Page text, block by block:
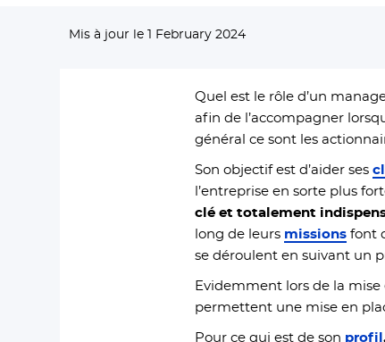
Mis à jour le 1 February 2024
Quel est le rôle d’un
afin de l’accompagner
général ce sont les
Son objectif est d’aider ses
l’entreprise en sorte plus
clé et totalement
long de leurs missions font
se déroulent en suivant un
Evidemment lors de la
permettent une mise en
Pour ce qui est de son profil